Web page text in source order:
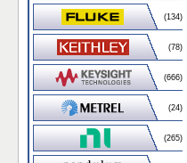
(134)
(78)
(666)
(24)
(265)